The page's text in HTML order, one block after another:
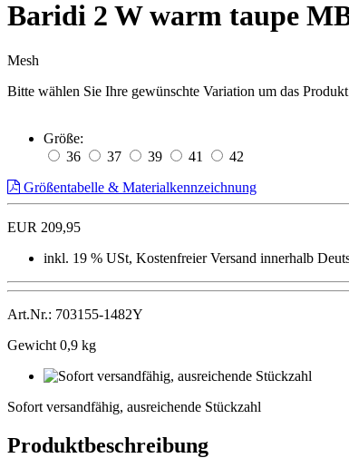
Baridi 2 W warm taupe
Mesh
Bitte wählen Sie Ihre gewünschte Variation um das
Größe:
36
37 39 41
42
Größentabelle & Materialkennzeichnung
EUR 209,95
inkl. 19 % USt, Kostenfreier Versand innerhalb
Art.Nr.: 703155-1482Y
Gewicht 0,9 kg
Sofort versandfähig, ausreichende Stückzahl
Produktbeschreibung